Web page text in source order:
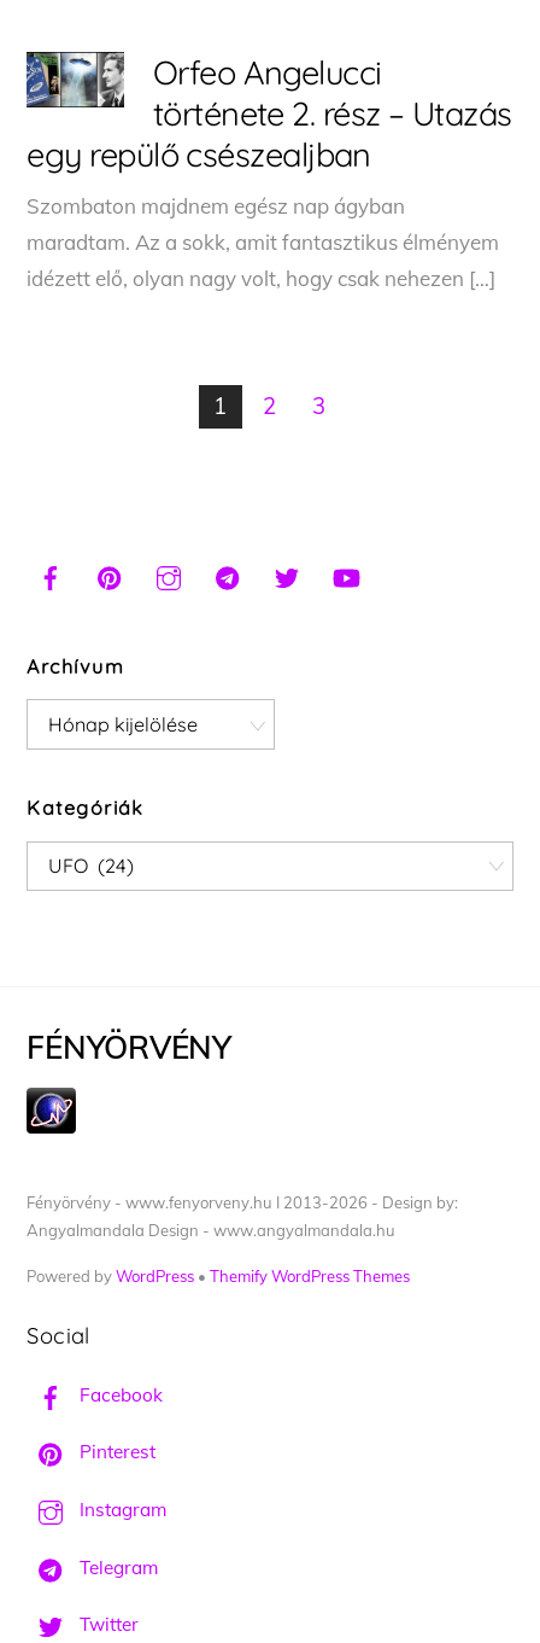
Orfeo Angelucci
története 2. rész – Utazás
egy repülő csészealjban
Szombaton majdnem egész nap ágyban
maradtam. Az a sokk, amit fantasztikus élményem
idézett elő, olyan nagy volt, hogy csak nehezen […]
1 2 3
Archívum
Archívum
Kategóriák
Kategóriák
FÉNYÖRVÉNY
Fényörvény - www.fenyorveny.hu I 2013-2026 - Design by:
Angyalmandala Design - www.angyalmandala.hu
Powered byWordPress •Themify WordPress Themes
Social
Facebook
Pinterest
Instagram
Telegram
Twitter